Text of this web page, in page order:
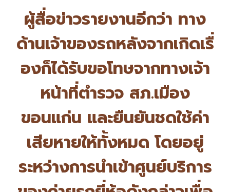
ผู้สื่อข่าวรายงานอีกว่า ทาง
ด้านเจ้าของรถหลังจากเกิดเรื่
องก็ได้รับขอโทษจากทางเจ้า
หน้าที่ตำรวจ สภ.เมือง
ขอนแก่น และยืนยันชดใช้ค่า
เสียหายให้ทั้งหมด โดยอยู่
ระหว่างการนำเข้าศูนย์บริการ